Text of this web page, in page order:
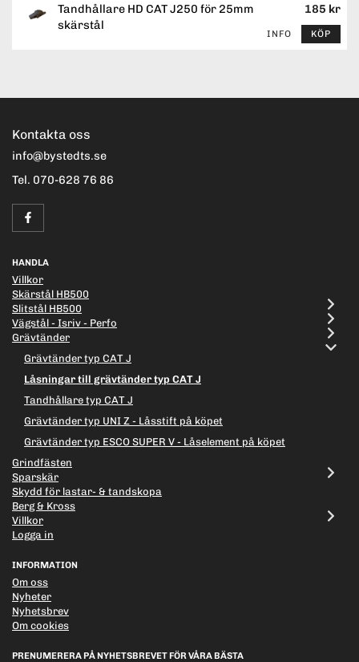
Tandhållare HD CAT J250 för 25mm
skärstål
185 kr
INFO KÖP
Kontakta oss
info@bystedts.se
Tel. 070-628 76 86
HANDLA
Villkor
Skärstål HB500
Slitstål HB500
Vägstål - Isriv - Perfo
Grävtänder
Grävtänder typ CAT J
Låsningar till grävtänder typ CAT J
Tandhållare typ CAT J
Grävtänder typ UNI Z - Låsstift på köpet
Grävtänder typ ESCO SUPER V - Låselement på köpet
Grindfästen
Sparskär
Skydd för lastar- & tandskopa
Berg & Kross
Villkor
Logga in
INFORMATION
Om oss
Nyheter
Nyhetsbrev
Om cookies
PRENUMERERA PÅ NYHETSBREVET FÖR VÅRA BÄSTA